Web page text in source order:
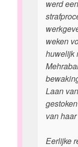
werd
weken
huwelijk
Laan
van
Eerlijke